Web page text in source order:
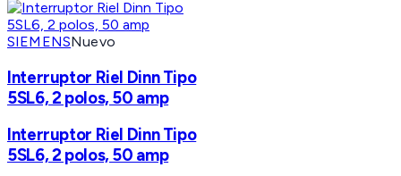
SIEMENSNuevo
Interruptor Riel Dinn Tipo
5SL6, 2 polos, 50 amp
Interruptor Riel Dinn Tipo
5SL6, 2 polos, 50 amp